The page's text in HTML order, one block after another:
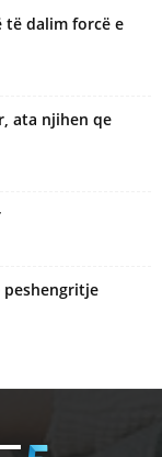
të dalim forcë e
ata njihen qe
peshengritje